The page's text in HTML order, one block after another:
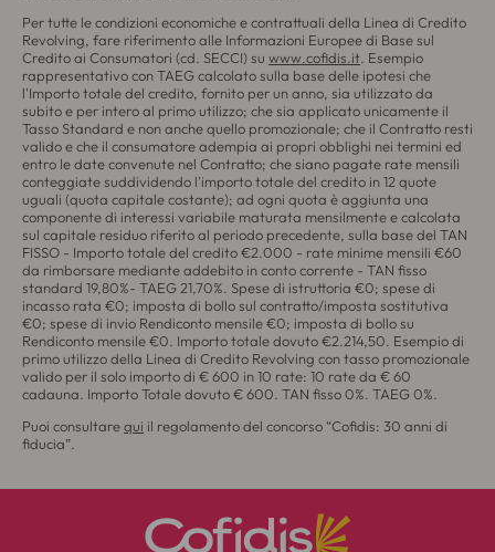
Per tutte le condizioni economiche e contrattuali della Linea di Credito
Revolving, fare riferimento alle Informazioni Europee di Base sul
Credito ai Consumatori (cd. SECCI) su www.cofidis.it . Esempio
rappresentativo con TAEG calcolato sulla base delle ipotesi che
l'Importo totale del credito, fornito per un anno, sia utilizzato da
subito e per intero al primo utilizzo; che sia applicato unicamente il
Tasso Standard e non anche quello promozionale; che il Contratto resti
valido e che il consumatore adempia ai propri obblighi nei termini ed
entro le date convenute nel Contratto; che siano pagate rate mensili
conteggiate suddividendo l'importo totale del credito in 12 quote
uguali (quota capitale costante); ad ogni quota è aggiunta una
componente di interessi variabile maturata mensilmente e calcolata
sul capitale residuo riferito al periodo precedente, sulla base del TAN
FISSO - Importo totale del credito €2.000 - rate minime mensili €60
da rimborsare mediante addebito in conto corrente - TAN fisso
standard 19,80%- TAEG 21,70%. Spese di istruttoria €0; spese di
incasso rata €0; imposta di bollo sul contratto/imposta sostitutiva
€0; spese di invio Rendiconto mensile €0; imposta di bollo su
Rendiconto mensile €0. Importo totale dovuto €2.214,50. Esempio di
primo utilizzo della Linea di Credito Revolving con tasso promozionale
valido per il solo importo di € 600 in 10 rate: 10 rate da € 60
cadauna. Importo Totale dovuto € 600. TAN fisso 0%. TAEG 0%.
Puoi consultarequi il regolamento del concorso “Cofidis: 30 anni di
fiducia”.